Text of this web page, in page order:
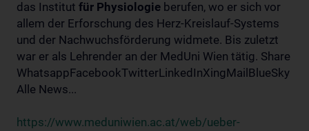
das Institut für Physiologie berufen, wo er sich vor
allem der Erforschung des Herz-Kreislauf-Systems
und der Nachwuchsförderung widmete. Bis zuletzt
war er als Lehrender an der MedUni Wien tätig. Share
WhatsappFacebookTwitterLinkedInXingMailBlueSky
Alle News...
https://www.meduniwien.ac.at/web/ueber-